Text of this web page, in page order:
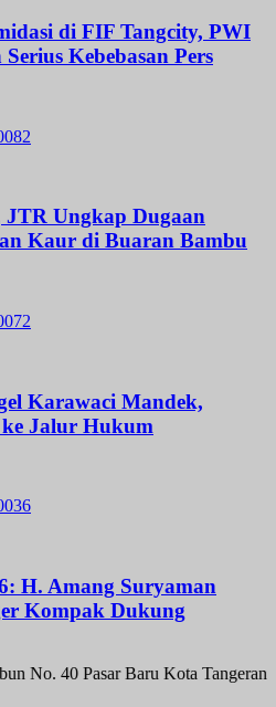
di FIF Tangcity, PWI
Kebebasan Pers
Ungkap Dugaan
Kaur di Buaran Bambu
Karawaci Mandek,
Jalur Hukum
H. Amang Suryaman
Kompak Dukung
No. 40 Pasar Baru Kota Tangerang